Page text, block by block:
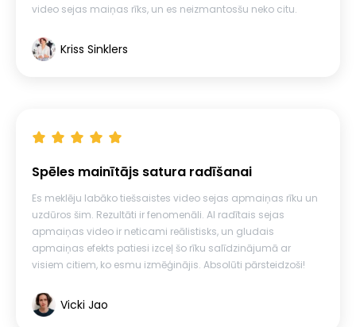
video sejas maiņas rīks, un es neizmantosšu neko citu.
Kriss Sinklers
Spēles mainītājs satura radīšanai
Es meklēju labāko tiešsaistes video sejas apmaiņas rīku un
uzdūros šim. Rezultāti ir fenomenāli. AI radītais sejas
apmaiņas video ir neticami reālistisks, un gludais
apmaiņas efekts patiesi izceļ šo rīku salīdzinājumā ar
visiem citiem, ko esmu izmēģinājis. Absolūti pārsteidzoši!
Vicki Jao